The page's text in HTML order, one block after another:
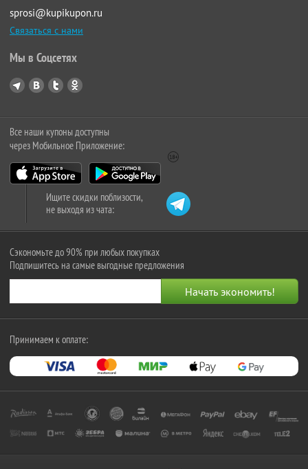
sprosi@kupikupon.ru
Связаться с нами
Мы в Соцсетях
Все наши купоны доступны
через Мобильное Приложение:
Ищите скидки поблизости,
не выходя из чата:
Сэкономьте до 90% при любых покупках
Подпишитесь на самые выгодные предложения
Принимаем к оплате: